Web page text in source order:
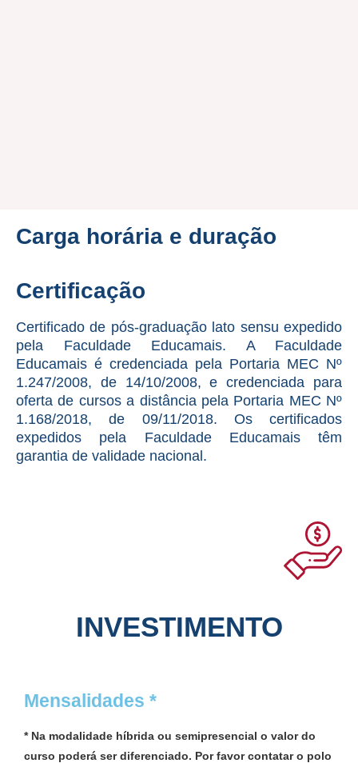
Carga horária e duração
Certificação
Certificado de pós-graduação lato sensu expedido
pela Faculdade Educamais. A Faculdade
Educamais é credenciada pela Portaria MEC Nº
1.247/2008, de 14/10/2008, e credenciada para
oferta de cursos a distância pela Portaria MEC Nº
1.168/2018, de 09/11/2018. Os certificados
expedidos pela Faculdade Educamais têm
garantia de validade nacional.
INVESTIMENTO
Mensalidades *
* Na modalidade híbrida ou semipresencial o valor do
curso poderá ser diferenciado. Por favor contatar o polo